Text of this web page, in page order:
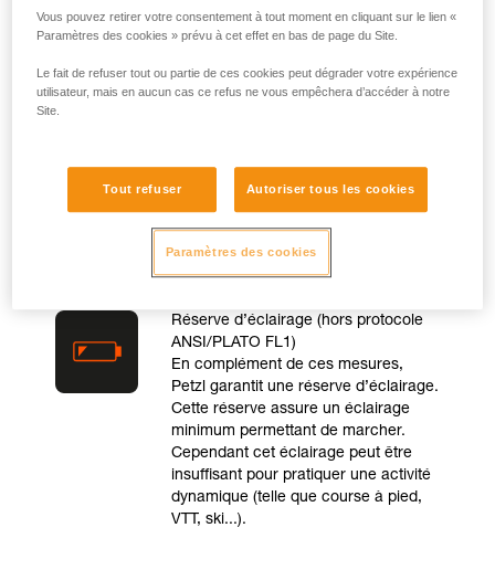
L’autonomie (heures)
Elle correspond à la durée pendant
se mesure à partir de 30 secondes
Réserve d’éclairage (hors protocole
ANSI/PLATO FL1)
En complément de ces mesures,
Petzl garantit une réserve d’éclairage.
Cette réserve assure un éclairage
minimum permettant de marcher.
Cependant cet éclairage peut être
insuffisant pour pratiquer une activité
dynamique (telle que course à pied,
VTT, ski...).
Vous pouvez retirer votre consentement à tout moment en cliquant sur le lien «
Paramètres des cookies » prévu à cet effet en bas de page du Site.
Le fait de refuser tout ou partie de ces cookies peut dégrader votre expérience
utilisateur, mais en aucun cas ce refus ne vous empêchera d’accéder à notre
Site.
Tout refuser Autoriser tous les cookies
Paramètres des cookies